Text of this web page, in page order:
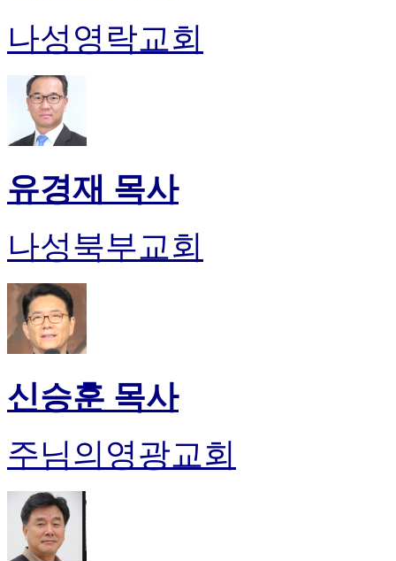
나성영락교회
유경재 목사
나성북부교회
신승훈 목사
주님의영광교회